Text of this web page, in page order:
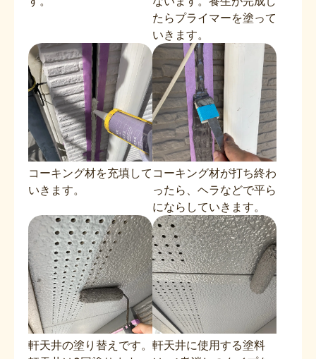
たらプライマーを塗って
いきます。
コーキング材を充填して
いきます。
コーキング材が打ち終わ
ったら、ヘラなどで平ら
にならしていきます。
軒天井の塗り替えです。 軒天井に使用する塗料